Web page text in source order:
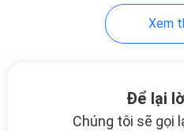
Đầu nối
Xem
Để lại
Chúng tôi sẽ gọi